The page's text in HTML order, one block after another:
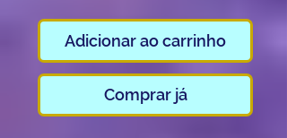
Adicionar ao carrinho
Comprar já